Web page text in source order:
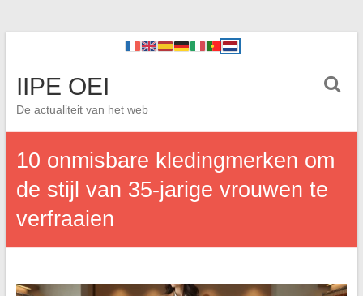
IIPE OEI
De actualiteit van het web
10 onmisbare kledingmerken om
de stijl van 35-jarige vrouwen te
verfraaien